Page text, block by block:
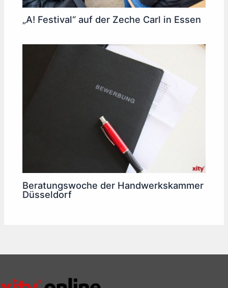
„A! Festival“ auf der Zeche Carl in Essen
Beratungswoche der Handwerkskammer
Düsseldorf